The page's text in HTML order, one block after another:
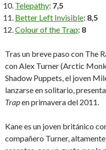
Telepathy: 7,5
Better Left Invisible: 8,5
Colour of the Trap: 8
Tras un breve paso con The
con Alex Turner (Arctic
Shadow Puppets, el joven
lanzarse en solitario,
Trapen primavera del 2011.
Kane es un joven británico
compañero Turner,